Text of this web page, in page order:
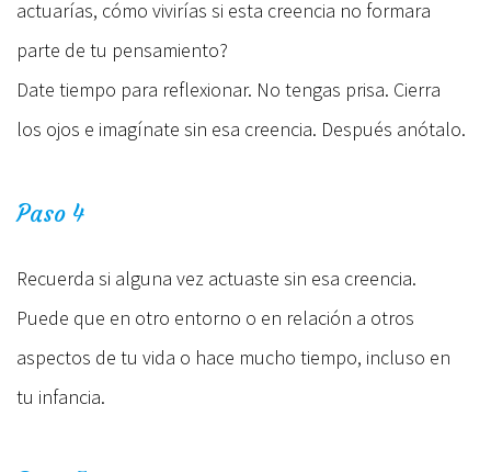
actuarías, cómo vivirías si esta creencia no formara
parte de tu pensamiento?
Date tiempo para reflexionar. No tengas prisa. Cierra
los ojos e imagínate sin esa creencia. Después anótalo.
Paso 4
Recuerda si alguna vez actuaste sin esa creencia.
Puede que en otro entorno o en relación a otros
aspectos de tu vida o hace mucho tiempo, incluso en
tu infancia.